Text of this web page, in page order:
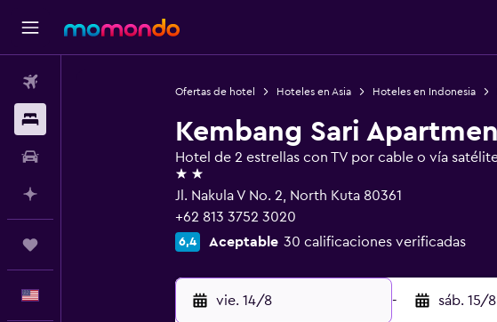
Ofertas de hotel Hoteles en Asia Hoteles en Indonesia
Kembang Sari
Hotel de 2 estrellas con TV por cable o vía
2 estrellas
Jl. Nakula V No. 2, North Kuta 80361
+62 813 3752 3020
6,4 Aceptable 30 calificaciones verificadas
vie. 14/8 - sáb. 15/8